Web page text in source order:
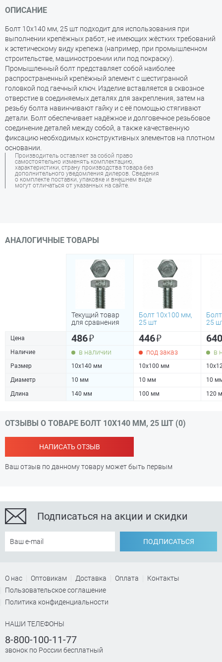
ОПИСАНИЕ
Болт 10х140 мм, 25 шт подходит для использования при
выполнении крепёжных работ, не имеющих жёстких требований
к эстетическому виду крепежа (например, при промышленном
строительстве, машиностроении или под покраску).
Промышленный болт представляет собой наиболее
распространенный крепёжный элемент с шестигранной
головкой под гаечный ключ. Изделие вставляется в сквозное
отверстие в соединяемых деталях для закрепления, затем на
резьбу болта навинчивают гайку и с её помощью стягивают
детали. Болт обеспечивает надёжное и долговечное резьбовое
соединение деталей между собой, а также качественную
фиксацию необходимых конструктивных элементов на плотном
основании.
Производитель оставляет за собой право
самостоятельно изменять комплектацию,
характеристики, страну производства товара без
дополнительного уведомления дилеров. Сведения
о комплекте поставки, упаковке и внешнем виде
могут отличаться от указанных на сайте.
АНАЛОГИЧНЫЕ ТОВАРЫ
Текущий товар
для сравнения
Болт 10х100 мм,
25 шт
25
Цена 486₽ 446₽
Наличие в наличии под заказ в
Размер 10х140 мм 10х100 мм
Диаметр
10 мм 10 мм
10
Длина
140 мм 100 мм 120
ОТЗЫВЫ О ТОВАРЕ БОЛТ 10Х140 ММ, 25 ШТ (0)
НАПИСАТЬ ОТЗЫВ
Ваш отзыв по данному товару может быть первым
Подписаться на акции и скидки
ПОДПИСАТЬСЯ
О нас Оптовикам Доставка Оплата
Контакты
Пользовательское соглашение
Политика конфиденциальности
НАШИ ТЕЛЕФОНЫ
8-800-100-11-77
звонок по России бесплатный